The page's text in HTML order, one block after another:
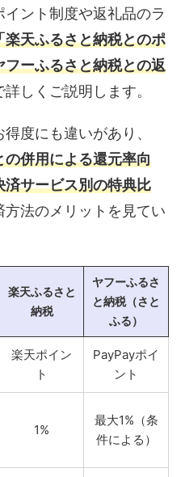
ント制度や返礼品のラ
楽天ふるさと納税とのポ
フーふるさと納税との返
詳しくご説明します。
度にも違いがあり、
併用による還元率向
サービス別の特典比
法のメリットを見てい
楽天ふるさと
納税
ヤフーふるさ
と納税（さと
ふる）
楽天ポイン
ト
PayPayポイ
ント
1%
最大1%（条
件による）